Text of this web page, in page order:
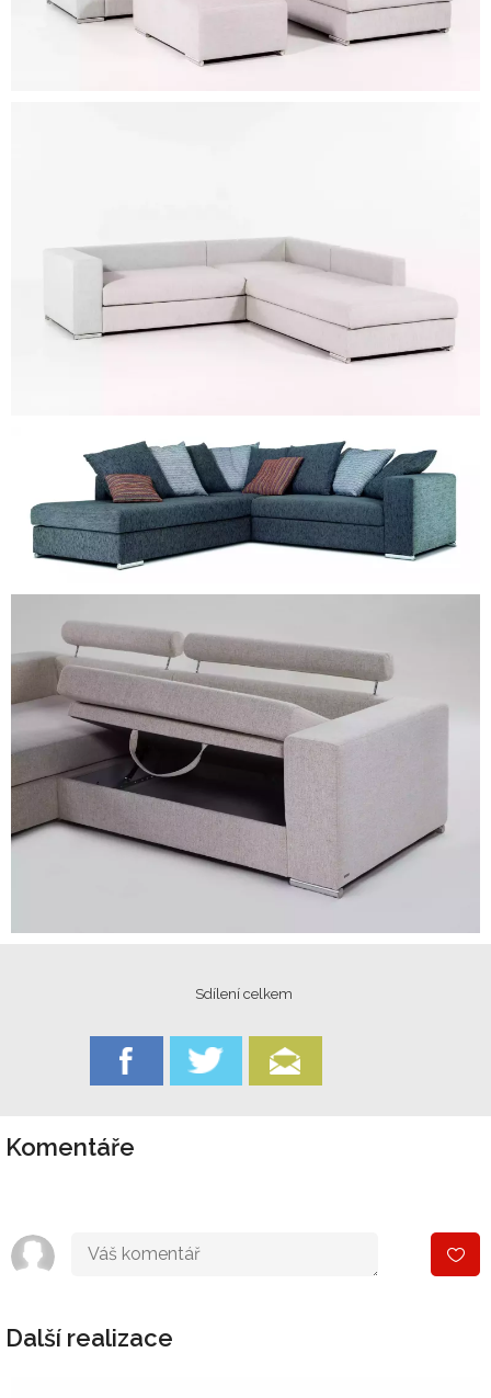
Sdílení celkem
Komentáře
Další realizace